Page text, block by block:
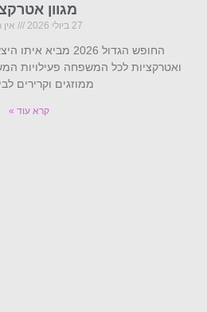
מגוון
27 ביולי 2026 אין
החופש הגדול 2026
ואטרקציות לכל המשפחה פעילויות
ממוזגים וקרירים
קרא עוד »